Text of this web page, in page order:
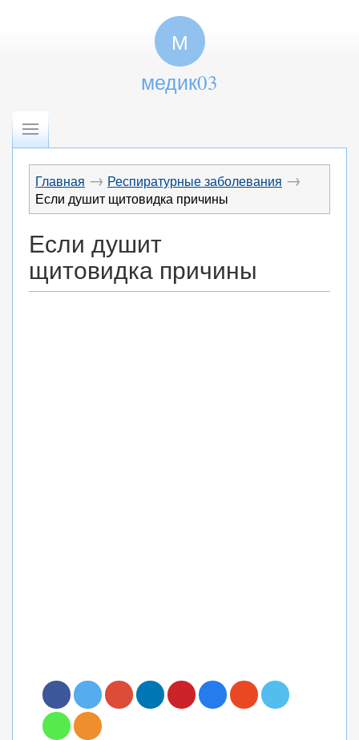
М
медик03
Главная → Респиратурные заболевания →
Если душит щитовидка причины
Если душит
щитовидка причины